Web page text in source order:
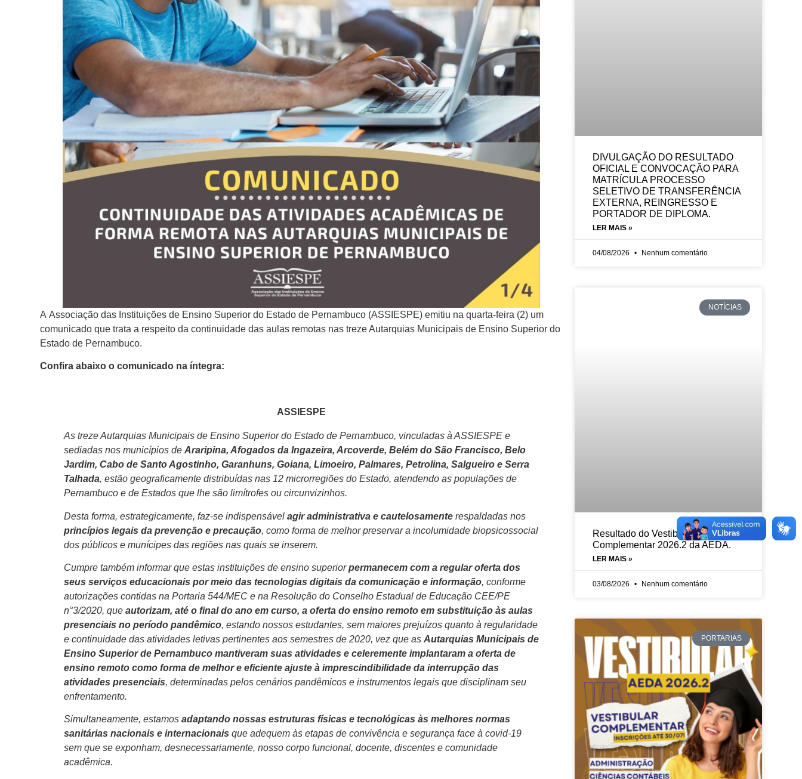
A Associação das Instituições de Ensino Superior do Estado de Pernambuco (ASSIESPE) emitiu na quarta-feira (2) um
comunicado que trata a respeito da continuidade das aulas remotas nas treze Autarquias Municipais de Ensino Superior do
Estado de Pernambuco.
Confira abaixo o comunicado na íntegra:
ASSIESPE
As treze Autarquias Municipais de Ensino Superior do Estado de Pernambuco, vinculadas à ASSIESPE e
sediadas nos municípios de Araripina, Afogados da Ingazeira, Arcoverde, Belém do São Francisco, Belo
Jardim, Cabo de Santo Agostinho, Garanhuns, Goiana, Limoeiro, Palmares, Petrolina, Salgueiro e Serra
Talhada, estão geograficamente distribuídas nas 12 microrregiões do Estado, atendendo as populações de
Pernambuco e de Estados que lhe são limítrofes ou circunvizinhos.
Desta forma, estrategicamente, faz-se indispensável agir administrativa e cautelosamente respaldadas nos
princípios legais da prevenção e precaução, como forma de melhor preservar a incolumidade biopsicossocial
dos públicos e munícipes das regiões nas quais se inserem.
Cumpre também informar que estas instituições de ensino superiorpermanecem com a regular oferta dos
seus serviços educacionais por meio das tecnologias digitais da comunicação e informação, conforme
autorizações contidas na Portaria 544/MEC e na Resolução do Conselho Estadual de Educação CEE/PE
n°3/2020, que autorizam, até o final do ano em curso, a oferta do ensino remoto em substituição às aulas
presenciais no período pandêmico, estando nossos estudantes, sem maiores prejuízos quanto à regularidade
e continuidade das atividades letivas pertinentes aos semestres de 2020, vez que as Autarquias Municipais de
Ensino Superior de Pernambuco mantiveram suas atividades e celeremente implantaram a oferta de
ensino remoto como forma de melhor e eficiente ajuste à imprescindibilidade da interrupção das
atividades presenciais, determinadas pelos cenários pandêmicos e instrumentos legais que disciplinam seu
enfrentamento.
Simultaneamente, estamos adaptando nossas estruturas físicas e tecnológicas às melhores normas
sanitárias nacionais e internacionais que adequem às etapas de convivência e segurança face à covid-19
sem que se exponham, desnecessariamente, nosso corpo funcional, docente, discentes e comunidade
acadêmica.
DIVULGAÇÃO DO RESULTADO
OFICIAL E CONVOCAÇÃO PARA
MATRÍCULA PROCESSO
SELETIVO DE TRANSFERÊNCIA
EXTERNA, REINGRESSO E
PORTADOR DE DIPLOMA.
LER MAIS »
04/08/2026 Nenhum comentário
NOTÍCIAS
Resultado do Vestibular
Complementar 2026.2 da AEDA.
LER MAIS »
03/08/2026 Nenhum comentário
PORTARIAS